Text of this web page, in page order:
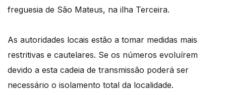
freguesia de São Mateus, na ilha Terceira.
As autoridades locais estão a tomar medidas mais
restritivas e cautelares. Se os números evoluírem
devido a esta cadeia de transmissão poderá ser
necessário o isolamento total da localidade.